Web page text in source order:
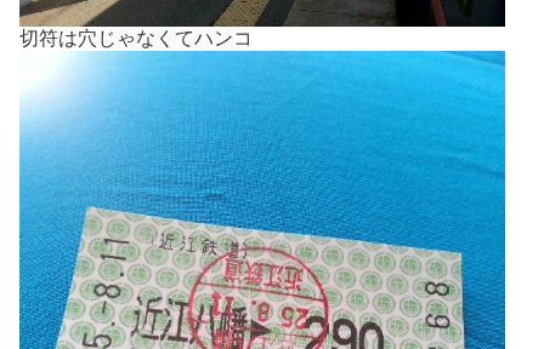
切符は穴じゃなくてハンコ